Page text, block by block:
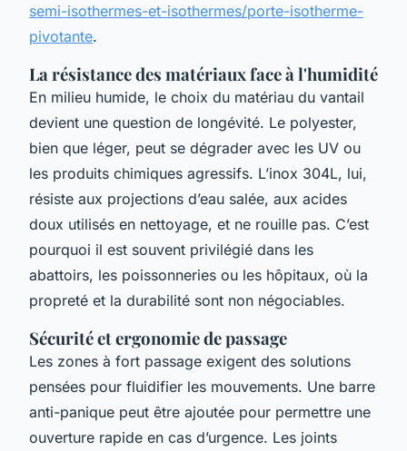
semi-isothermes-et-isothermes/porte-isotherme-
pivotante.
La résistance des matériaux face à l'humidité
En milieu humide, le choix du matériau du vantail
devient une question de longévité. Le polyester,
bien que léger, peut se dégrader avec les UV ou
les produits chimiques agressifs. L’inox 304L, lui,
résiste aux projections d’eau salée, aux acides
doux utilisés en nettoyage, et ne rouille pas. C’est
pourquoi il est souvent privilégié dans les
abattoirs, les poissonneries ou les hôpitaux, où la
propreté et la durabilité sont non négociables.
Sécurité et ergonomie de passage
Les zones à fort passage exigent des solutions
pensées pour fluidifier les mouvements. Une barre
anti-panique peut être ajoutée pour permettre une
ouverture rapide en cas d’urgence. Les joints